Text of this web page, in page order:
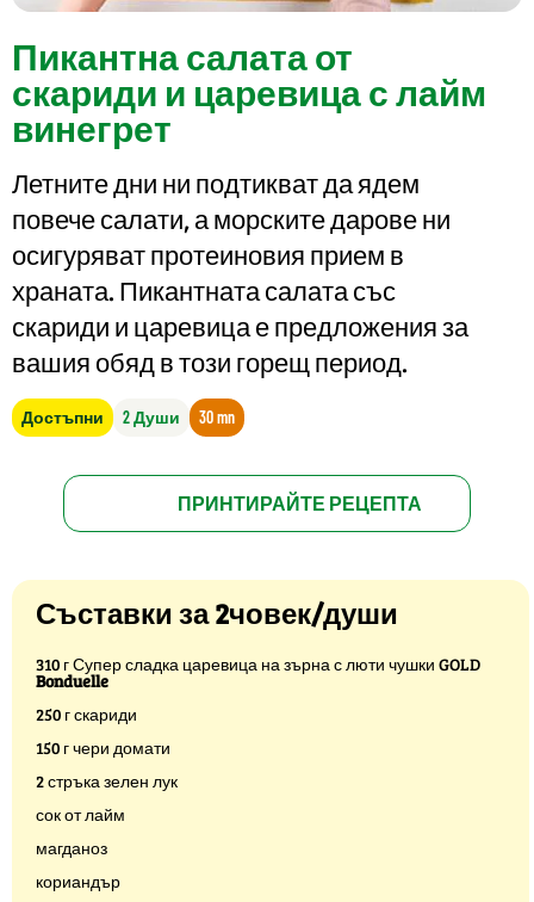
Пикантна салата от
скариди и царевица с лайм
винегрет
Летните дни ни подтикват да ядем
повече салати, а морските дарове ни
осигуряват протеиновия прием в
храната. Пикантната салата със
скариди и царевица е предложения за
вашия обяд в този горещ период.
Достъпни 2 Души 30 mn
ПРИНТИРАЙТЕ РЕЦЕПТА
Съставки за 2човек/души
310 г Супер сладка царевица на зърна с люти чушки GOLD
Bonduelle
250 г скариди
150 г чери домати
2 стръка зелен лук
сок от лайм
магданоз
кориандър